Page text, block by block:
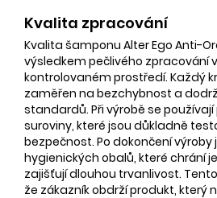
Kvalita zpracování
Kvalita šamponu Alter Ego Anti-
výsledkem pečlivého zpracování
kontrolovaném prostředí. Každý
zaměřen na bezchybnost a
standardů. Při výrobě se
suroviny, které jsou důkladně
bezpečnost. Po dokončení
hygienických obalů, které chrání
zajišťují dlouhou trvanlivost.
že zákazník obdrží produkt, který